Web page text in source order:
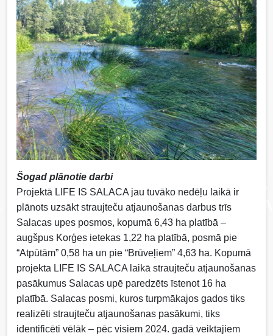
Šogad plānotie darbi
Projektā LIFE IS SALACA jau tuvāko nedēļu laikā ir
plānots uzsākt straujteču atjaunošanas darbus trīs
Salacas upes posmos, kopumā 6,43 ha platībā –
augšpus Korģes ietekas 1,22 ha platībā, posmā pie
“Atpūtām” 0,58 ha un pie “Brūveļiem” 4,63 ha. Kopumā
projekta LIFE IS SALACA laikā straujteču atjaunošanas
pasākumus Salacas upē paredzēts īstenot 16 ha
platībā. Salacas posmi, kuros turpmākajos gados tiks
realizēti straujteču atjaunošanas pasākumi, tiks
identificēti vēlāk – pēc visiem 2024. gadā veiktajiem